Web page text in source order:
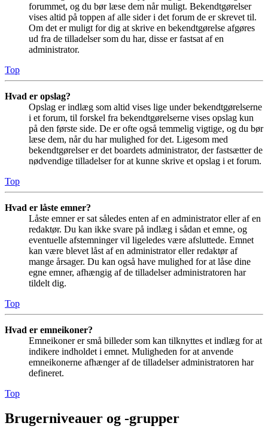
forummet, og du bør læse dem når muligt. Bekendtgørelser
vises altid på toppen af alle sider i det forum de er skrevet til.
Om det er muligt for dig at skrive en bekendtgørelse afgøres
ud fra de tilladelser som du har, disse er fastsat af en
administrator.
Top
Hvad er opslag?
Opslag er indlæg som altid vises lige under bekendtgørelserne
i et forum, til forskel fra bekendtgørelserne vises opslag kun
på den første side. De er ofte også temmelig vigtige, og du bør
læse dem, når du har mulighed for det. Ligesom med
bekendtgørelser er det boardets administrator, der fastsætter de
nødvendige tilladelser for at kunne skrive et opslag i et forum.
Top
Hvad er låste emner?
Låste emner er sat således enten af en administrator eller af en
redaktør. Du kan ikke svare på indlæg i sådan et emne, og
eventuelle afstemninger vil ligeledes være afsluttede. Emnet
kan være blevet låst af en administrator eller redaktør af
mange årsager. Du kan også have mulighed for at låse dine
egne emner, afhængig af de tilladelser administratoren har
tildelt dig.
Top
Hvad er emneikoner?
Emneikoner er små billeder som kan tilknyttes et indlæg for at
indikere indholdet i emnet. Muligheden for at anvende
emneikonerne afhænger af de tilladelser administratoren har
defineret.
Top
Brugerniveauer og -grupper